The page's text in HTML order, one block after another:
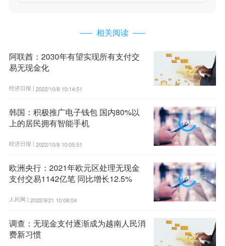
相关阅读
阿联酋：2030年有望实现所有支付交
易无现金化
经济日报 | 2022/10/8 10:14:51
韩国：积极推广电子钱包 国内80%以
上的居民拥有智能手机
经济日报 | 2022/10/8 10:05:51
欧洲央行：2021年欧元区处理无现金
支付交易1142亿笔 同比增长12.5%
人民网 | 2022/9/21 10:08:04
调查：无现金支付逐渐成为越南人民消
费新习惯